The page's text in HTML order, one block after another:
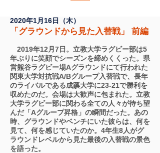
2020年1月16日（木）
「グラウンドから見た入替戦」 前編
2019年12月7日。立教大学ラグビー部は5
年ぶりに笑顔でシーズンを締めくくった。県
営熊谷ラグビー場Aグラウンドにて行われた
関東大学対抗戦A/Bグループ入替戦で、長年
のライバルである成蹊大学に23-21で勝利を
収めたのだ。会場は大歓声に包まれた。立教
大学ラグビー部に関わる全ての人々が待ち望
んだ「Aグループ昇格」の瞬間だった。あの
時、グラウンドやベンチにいた彼らは、何を
見て、何を感じていたのか。4年生8人がグ
ラウンドレベルから見た最後の入替戦の景色
を語った。